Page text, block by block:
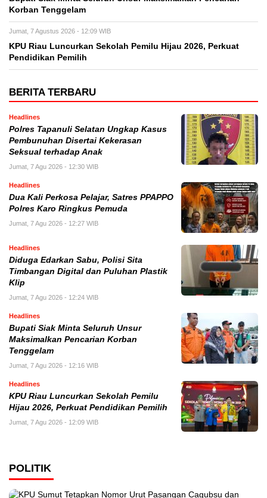
Korban Tenggelam
Jumat, 7 Agustus 2026 - 12:09 WIB
KPU Riau Luncurkan Sekolah Pemilu Hijau 2026, Perkuat
Pendidikan Pemilih
BERITA TERBARU
Headlines
Polres Tapanuli Selatan Ungkap Kasus
Pembunuhan Disertai Kekerasan
Seksual terhadap Anak
Jumat, 7 Agu 2026 - 12:30 WIB
Headlines
Dua Kali Perkosa Pelajar, Satres PPAPPO
Polres Karo Ringkus Pemuda
Jumat, 7 Agu 2026 - 12:27 WIB
Headlines
Diduga Edarkan Sabu, Polisi Sita
Timbangan Digital dan Puluhan Plastik
Klip
Jumat, 7 Agu 2026 - 12:24 WIB
Headlines
Bupati Siak Minta Seluruh Unsur
Maksimalkan Pencarian Korban
Tenggelam
Jumat, 7 Agu 2026 - 12:16 WIB
Headlines
KPU Riau Luncurkan Sekolah Pemilu
Hijau 2026, Perkuat Pendidikan Pemilih
Jumat, 7 Agu 2026 - 12:09 WIB
POLITIK